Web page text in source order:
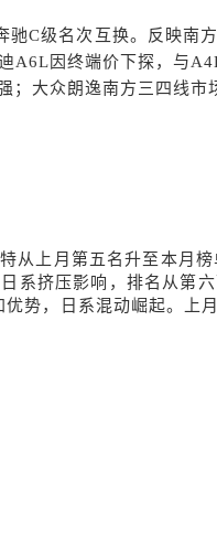
驰C级名次互换。反映南
A6L因终端价下探，与
；大众朗逸南方三四线
从上月第五名升至本月
系挤压影响，排名从第
势，日系混动崛起。上